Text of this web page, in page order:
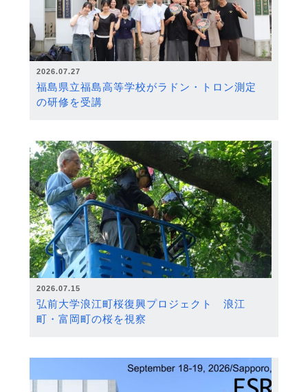
2026.07.27
福島県立福島高等学校がラドン・トロン測定
の研修を受講
2026.07.15
弘前大学浪江町桜復興プロジェクト 浪江
町・富岡町の桜を視察